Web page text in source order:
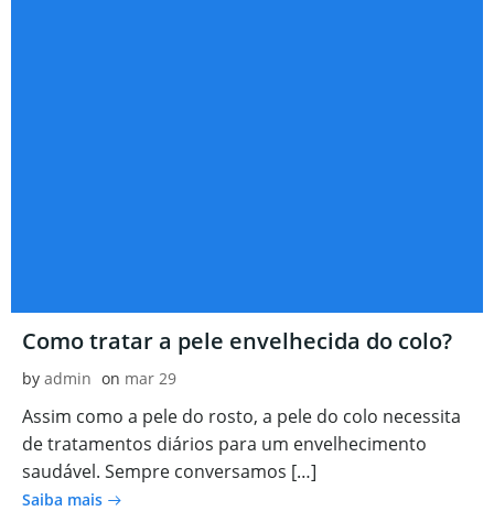
Como tratar a pele envelhecida do colo?
by admin on mar 29
Assim como a pele do rosto, a pele do colo necessita
de tratamentos diários para um envelhecimento
saudável. Sempre conversamos […]
Saiba mais